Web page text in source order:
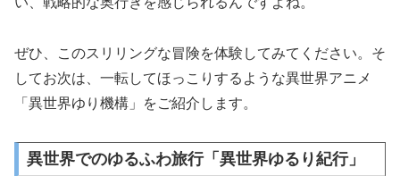
ぜひ、このスリリングな冒険を体験してみてください。そ
してお次は、一転してほっこりするような異世界アニメ
「異世界ゆり機構」をご紹介します。
異世界でのゆるふわ旅行「異世界ゆるり紀行」